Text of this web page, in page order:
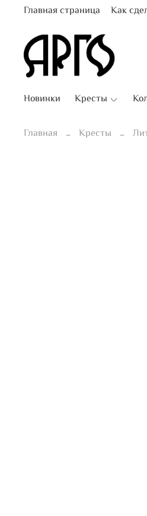
Главная страница Как
Новинки Кресты
Главная Кресты